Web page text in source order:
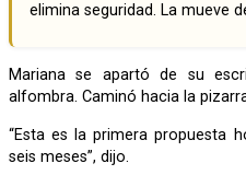
elimina seguridad. La mueve
Mariana se apartó de su escritorio. Pies descalzos sobre la
alfombra. Caminó hacia la
“Esta es la primera propuesta honesta que alguien ha hecho en
seis meses”, dijo.